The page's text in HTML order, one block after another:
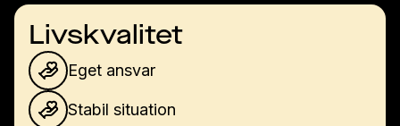
Livskvalitet
Eget ansvar
Stabil situation